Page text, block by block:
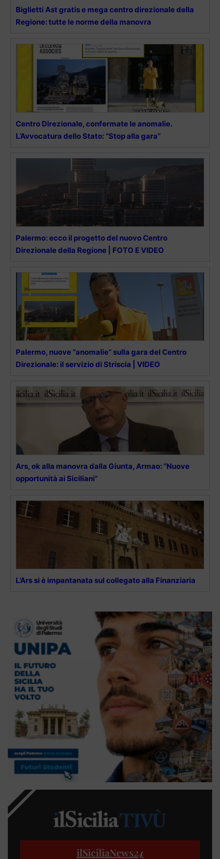
Biglietti Ast gratis e mega centro direzionale della
Regione: tutte le norme della manovra
Centro Direzionale, confermate le anomalie.
L’Avvocatura dello Stato: “Stop alla gara”
Palermo: ecco il progetto del nuovo Centro
Direzionale della Regione | FOTO E VIDEO
Palermo, nuove “anomalie” sulla gara del Centro
Direzionale: il servizio di Striscia | VIDEO
Ars, ok alla manovra dalla Giunta, Armao: “Nuove
opportunità ai Siciliani”
L’Ars si è impantanata sul collegato alla Finanziaria
ilSiciliaNews24